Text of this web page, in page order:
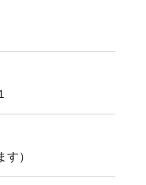
）